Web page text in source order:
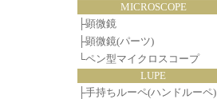
MICROSCOPE
├顕微鏡
├顕微鏡(パーツ)
└ペン型マイクロスコープ
LUPE
├手持ちルーペ(ハンドルーペ)